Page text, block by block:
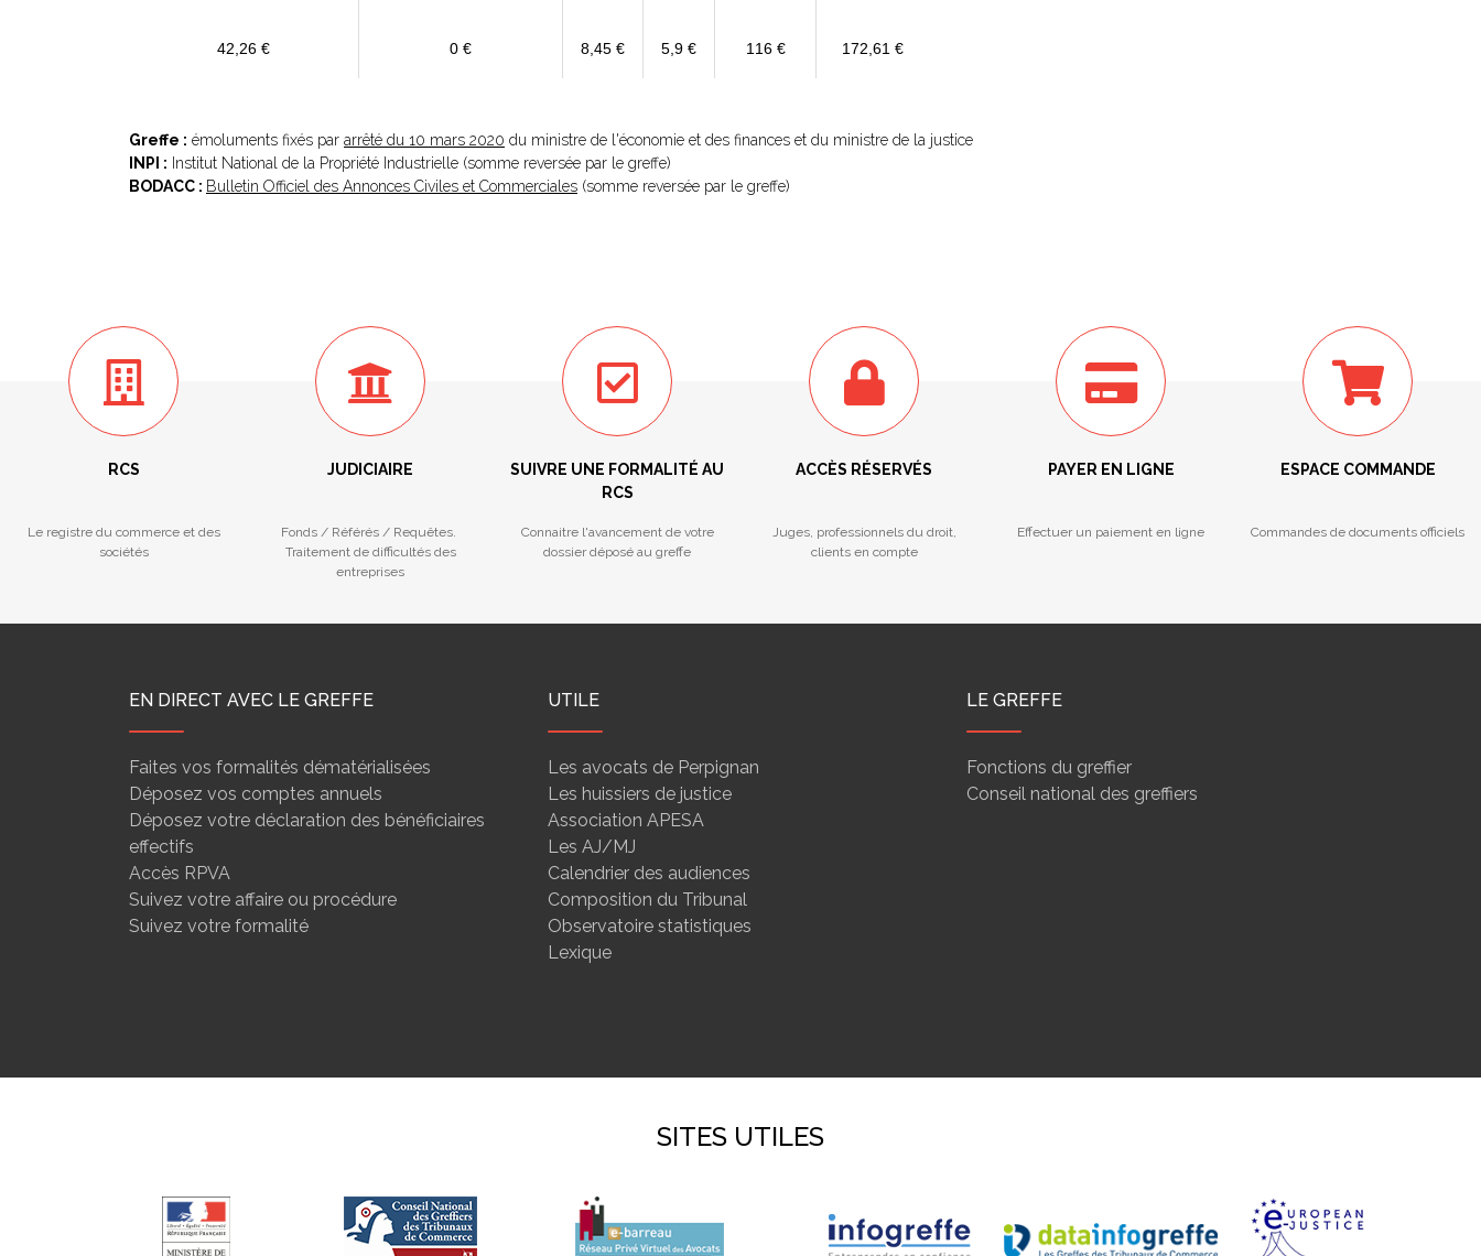
42,26 € 0 € 8,45 € 5,9 € 116 € 172,61 €
Greffe : émoluments fixés par arrêté du 10 mars 2020 du ministre de l'économie et des finances et du ministre de la justice
INPI : Institut National de la Propriété Industrielle (somme reversée par le greffe)
BODACC : Bulletin Officiel des Annonces Civiles et Commerciales (somme reversée par le greffe)
RCS
Le registre du commerce et des
sociétés
JUDICIAIRE
Fonds / Référés / Requêtes.
Traitement de difficultés des
entreprises
SUIVRE UNE FORMALITÉ AU
RCS
Connaitre l'avancement de votre
dossier déposé au greffe
ACCÈS RÉSERVÉS
Juges, professionnels du droit,
clients en compte
PAYER EN LIGNE
Effectuer un paiement en ligne
ESPACE COMMANDE
Commandes de documents officiels
EN DIRECT AVEC LE GREFFE
Faites vos formalités dématérialisées
Déposez vos comptes annuels
Déposez votre déclaration des bénéficiaires
effectifs
Accès RPVA
Suivez votre affaire ou procédure
Suivez votre formalité
UTILE
Les avocats de Perpignan
Les huissiers de justice
Association APESA
Les AJ/MJ
Calendrier des audiences
Composition du Tribunal
Observatoire statistiques
Lexique
LE GREFFE
Fonctions du greffier
Conseil national des greffiers
SITES UTILES